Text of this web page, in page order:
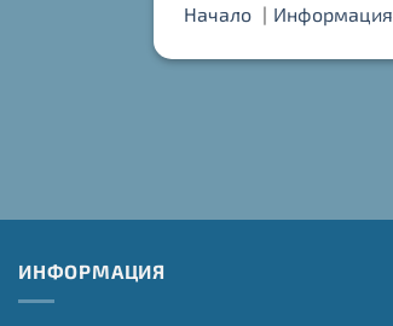
Начало
Информация
ИНФОРМАЦИЯ